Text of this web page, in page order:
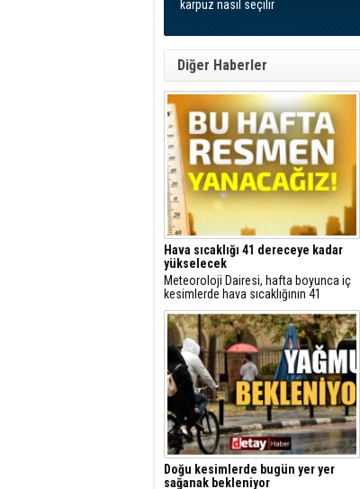
karpuz nasıl seçilir
Diğer Haberler
Hava sıcaklığı 41 dereceye kadar
yükselecek
Meteoroloji Dairesi, hafta boyunca iç
kesimlerde hava sıcaklığının 41
dereceye kadar yükseleceğini duyurdu.
Doğu kesimlerde bugün yer yer
sağanak bekleniyor